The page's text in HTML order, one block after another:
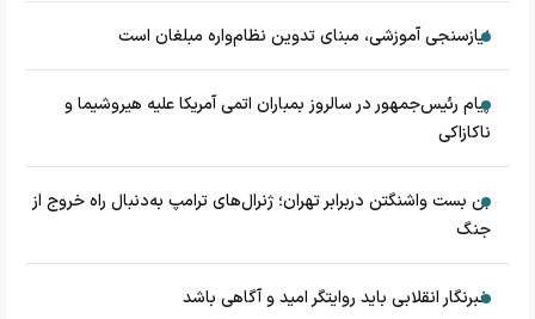
نیازسنجی آموزشی، مبنای تدوین نظام‌واره مبلغان است
پیام رئیس‌جمهور در سالروز بمباران اتمی آمریکا علیه هیروشیما و
ناکازاکی
بن بست واشنگتن دربرابر تهران؛ ژنرال‌های ترامپ به‌دنبال راه خروج از
جنگ
خبرنگار انقلابی باید روایتگر امید و آگاهی باشد